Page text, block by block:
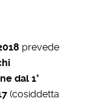
prevede
dal 1°
(cosiddetta